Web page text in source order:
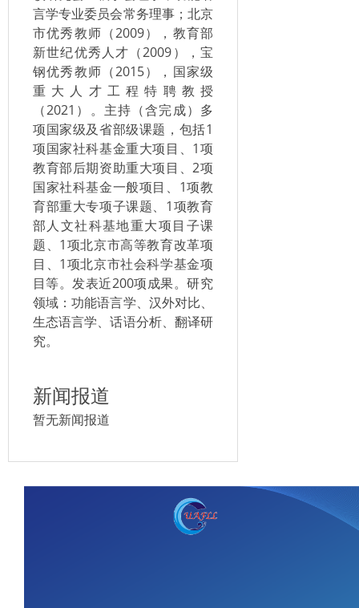
言学专业委员会常务理事；北京
市优秀教师（2009），教育部
新世纪优秀人才（2009），宝
钢优秀教师（2015），国家级
重大人才工程特聘教授
（2021）。主持（含完成）多
项国家级及省部级课题，包括1
项国家社科基金重大项目、1项
教育部后期资助重大项目、2项
国家社科基金一般项目、1项教
育部重大专项子课题、1项教育
部人文社科基地重大项目子课
题、1项北京市高等教育改革项
目、1项北京市社会科学基金项
目等。发表近200项成果。研究
领域：功能语言学、汉外对比、
生态语言学、话语分析、翻译研
究。
新闻报道
暂无新闻报道